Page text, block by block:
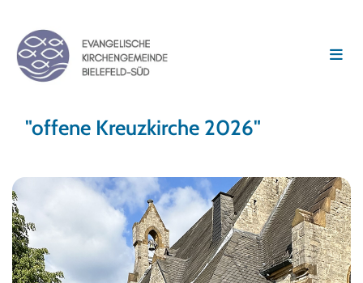
"offene Kreuzkirche 2026"